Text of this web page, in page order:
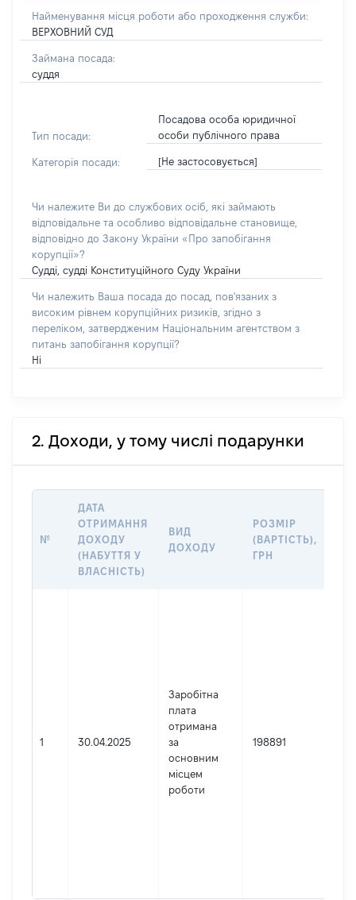
Найменування місця роботи або проходження служби:
ВЕРХОВНИЙ СУД
Займана посада:
суддя
Тип посади:
Посадова особа юридичної
особи публічного права
Категорія посади: [Не застосовується]
Чи належите Ви до службових осіб, які займають
відповідальне та особливо відповідальне становище,
відповідно до Закону України «Про запобігання
корупції»?
Судді, судді Конституційного Суду України
Чи належить Ваша посада до посад, пов'язаних з
високим рівнем корупційних ризиків, згідно з
переліком, затвердженим Національним агентством з
питань запобігання корупції?
Ні
2. Доходи, у тому числі подарунки
№
ДАТА
ОТРИМАННЯ
ДОХОДУ
(НАБУТТЯ У
ВЛАСНІСТЬ)
ВИД
ДОХОДУ
РОЗМІР
(ВАРТІСТЬ),
ГРН
1 30.04.2025
Заробітна
плата
отримана
за
основним
місцем
роботи
198891